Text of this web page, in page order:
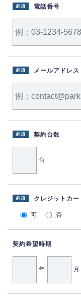
電話番号
必須
メールアドレス
必須
契約台数
必須
台
クレジットカ
必須
可 否
契約希望時期
年 月